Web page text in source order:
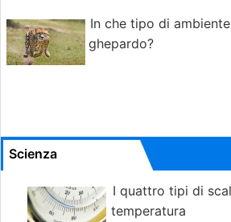
In che tipo di
ghepardo?
Scienza
I quattro tipi di
temperatura